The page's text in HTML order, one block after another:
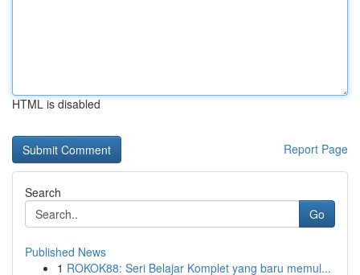
HTML is disabled
Report Page
Search
Go
Published News
1 ROKOK88: Seri Belajar Komplet yang baru memul...